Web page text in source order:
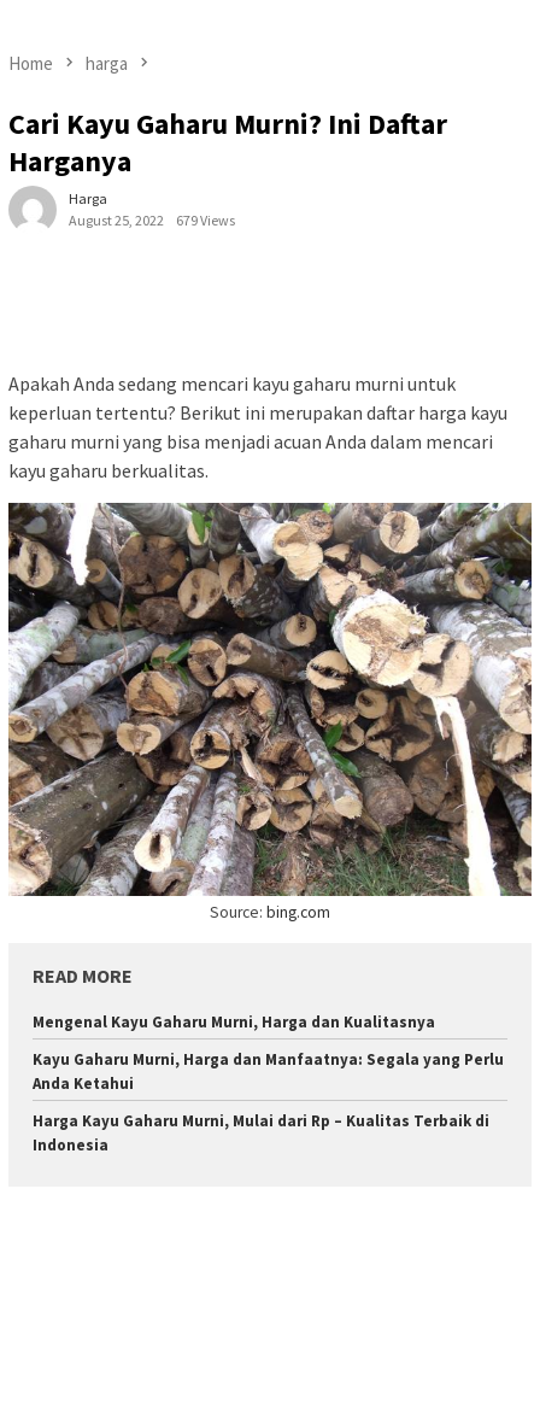
Home harga
Cari Kayu Gaharu Murni? Ini Daftar
Harganya
Harga
August 25, 2022
679 Views
Apakah Anda sedang mencari kayu gaharu murni untuk
keperluan tertentu? Berikut ini merupakan daftar harga kayu
gaharu murni yang bisa menjadi acuan Anda dalam mencari
kayu gaharu berkualitas.
Source: bing.com
READ MORE
Mengenal Kayu Gaharu Murni, Harga dan Kualitasnya
Kayu Gaharu Murni, Harga dan Manfaatnya: Segala yang Perlu
Anda Ketahui
Harga Kayu Gaharu Murni, Mulai dari Rp – Kualitas Terbaik di
Indonesia